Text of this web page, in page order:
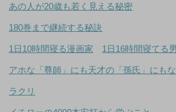
あの人が20歳も若く見える秘密
180巻まで継続する秘訣
1日10時間寝る漫画家 1日16時間寝てる男
アホな「尊師」にも天才の「孫氏」にも
ラクリ